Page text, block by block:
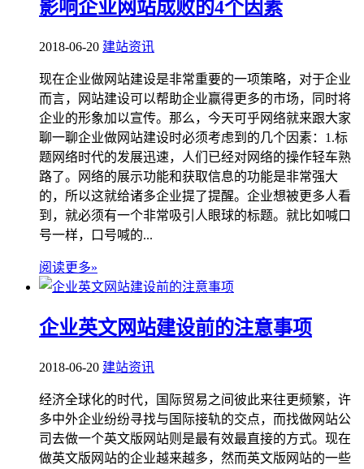
影响企业网站成败的4个因素
2018-06-20 建站资讯
现在企业做网站建设是非常重要的一项策略，对于企业
而言，网站建设可以帮助企业赢得更多的市场，同时将
企业的形象加以宣传。那么，今天可乎网络就来跟大家
聊一聊企业做网站建设时必须考虑到的几个因素：1.标
题网络时代的发展迅速，人们已经对网络的操作轻车熟
路了。网络的展示功能和获取信息的功能是非常强大
的，所以这就给诸多企业提了提醒。企业想被更多人看
到，就必须有一个非常吸引人眼球的标题。就比如喊口
号一样，口号喊的...
阅读更多»
企业英文网站建设前的注意事项
2018-06-20 建站资讯
经济全球化的时代，国际贸易之间彼此来往更频繁，许
多中外企业纷纷寻找与国际接轨的交点，而找做网站公
司去做一个英文版网站则是最有效最直接的方式。现在
做英文版网站的企业越来越多，然而英文版网站的一些